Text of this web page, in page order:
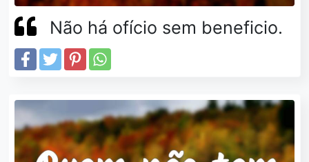
Não há ofício sem beneficio.